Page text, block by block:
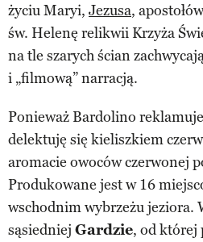
życiu Maryi, Jezusa,
św. Helenę relikwii Krzyża
na tle szarych ścian
i „filmową” narracją.
Ponieważ Bardolino
delektuję się kieliszkiem
aromacie owoców czerwonej
Produkowane jest w 16
wschodnim wybrzeżu jeziora.
sąsiedniej Gardzie, od której